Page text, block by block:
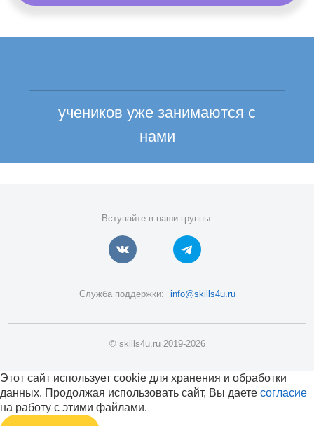
учеников уже занимаются с
нами
Вступайте в наши группы:
Служба поддержки: info@skills4u.ru
© skills4u.ru 2019-2026
Этот сайт использует cookie для хранения и обработки
данных. Продолжая использовать сайт, Вы даете согласие
на работу с этими файлами.